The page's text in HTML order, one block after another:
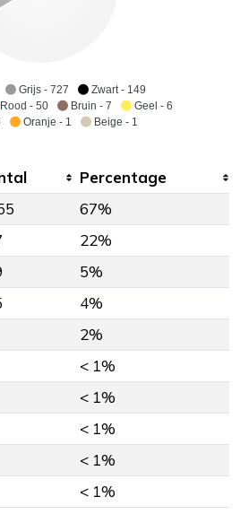
Grijs - 727
Zwart - 149
Rood - 50 Bruin - 7
Geel - 6
Oranje - 1 Beige - 1
Percentage
67%
22%
5%
4%
2%
< 1%
< 1%
< 1%
< 1%
< 1%